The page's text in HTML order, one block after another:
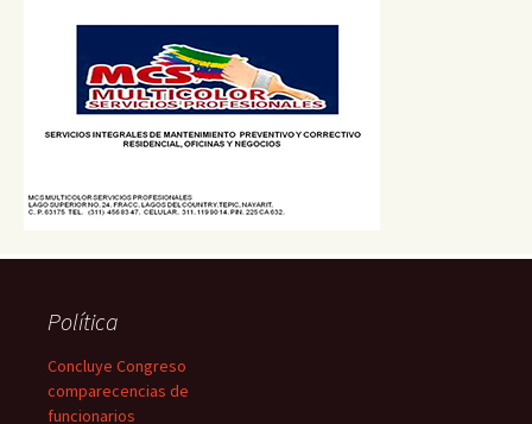
Política
Concluye Congreso
comparecencias de
funcionarios